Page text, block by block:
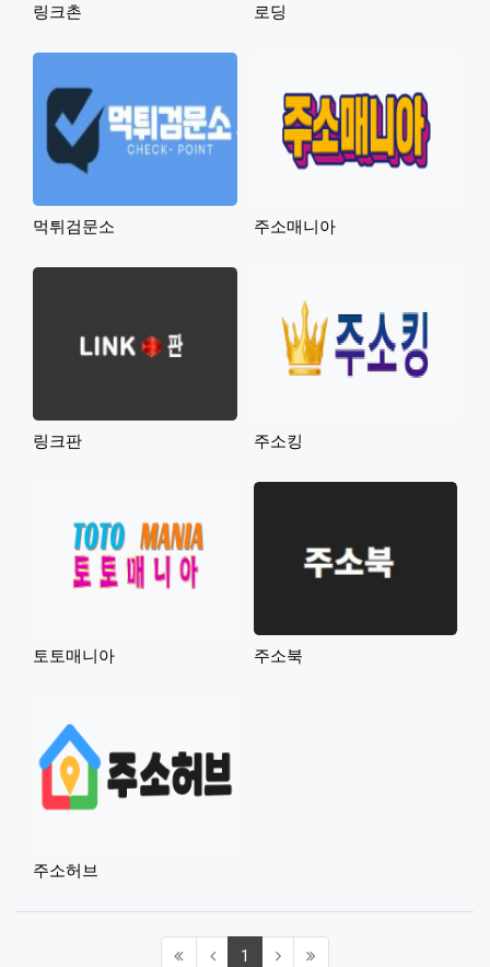
링크촌 로딩
먹튀검문소 주소매니아
링크판 주소킹
토토매니아 주소북
주소허브
1 (current)